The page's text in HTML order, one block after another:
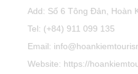
Add: Số 6 Tông Đản, Hoàn
Tel: (+84) 911 099 135
Email:
Website: https://